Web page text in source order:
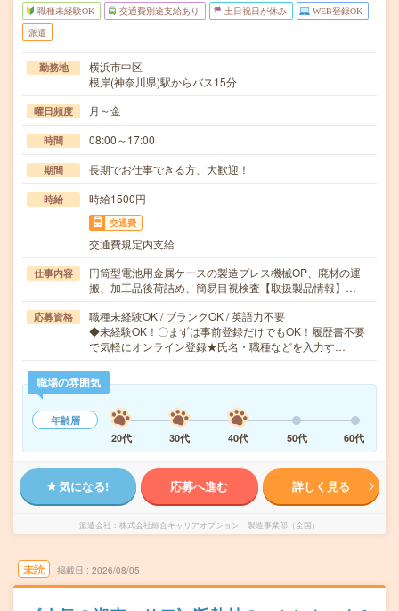
職種未経験OK 交通費別途支給あり 土日祝日が休み WEB登録OK
派遣
勤務地
横浜市中区
根岸(神奈川県)駅からバス15分
曜日頻度 月～金
時間 08:00～17:00
期間 長期でお仕事できる方、大歓迎！
時給 時給1500円
交通費
交通費規定内支給
仕事内容
円筒型電池用金属ケースの製造プレス機械OP、廃材の運
搬、加工品後荷詰め、簡易目視検査【取扱製品情報】…
応募資格
職種未経験OK / ブランクOK / 英語力不要
◆未経験OK！〇まずは事前登録だけでもOK！履歴書不要
で気軽にオンライン登録★氏名・職種などを入力す…
職場の雰囲気
年齢層
20代
30代 40代 50代 60代
気になる! 応募へ進む 詳しく見る
派遣会社 株式会社綜合キャリアオプション 製造事業部（全国）
未読 掲載日 2026/08/05